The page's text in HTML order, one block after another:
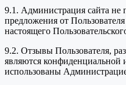
9.1. Администрация сайта не
предложения от
настоящего
9.2. Отзывы Пользователя,
являются
использованы